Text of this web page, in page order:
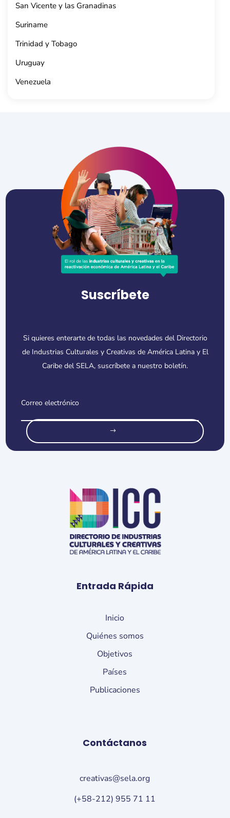
San Vicente y las Granadinas
Suriname
Trinidad y Tobago
Uruguay
Venezuela
Suscríbete
Si quieres enterarte de todas las novedades del Directorio
de Industrias Culturales y Creativas de América Latina y El
Caribe del SELA, suscríbete a nuestro boletín.
Entrada Rápida
Inicio
Quiénes somos
Objetivos
Países
Publicaciones
Contáctanos
creativas@sela.org
(+58-212) 955 71 11